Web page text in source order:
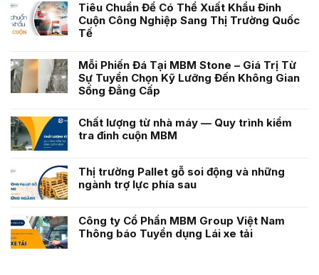
Tiêu Chuẩn Để Có Thể Xuất Khẩu Đinh
Cuộn Công Nghiệp Sang Thị Trường Quốc
Tế
Mỗi Phiến Đá Tại MBM Stone – Giá Trị Từ
Sự Tuyển Chọn Kỹ Lưỡng Đến Không Gian
Sống Đẳng Cấp
Chất lượng từ nhà máy — Quy trình kiểm
tra đinh cuộn MBM
Thị trường Pallet gỗ soi động và những
ngành trợ lực phía sau
Công ty Cổ Phần MBM Group Việt Nam
Thông báo Tuyển dụng Lái xe tải